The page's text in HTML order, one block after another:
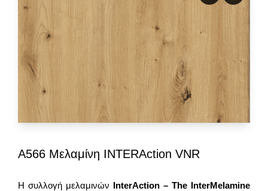
A566 Μελαμίνη INTERAction VNR
Η συλλογή μελαμινών InterAction – The InterMelamine